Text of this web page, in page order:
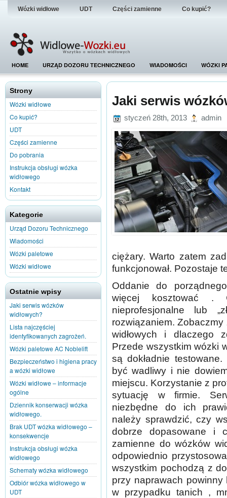
Wózki widłowe UDT Części zamienne Co kupić?
HOME URZĄD DOZORU TECHNICZNEGO WIADOMOŚCI WÓZKI
Strony
Wózki widłowe
Co kupić?
UDT
Części zamienne
Do pobrania
Instrukcja obsługi wózka
widłowego
Kontakt
Kategorie
Urząd Dozoru Technicznego
Wiadomości
Wózki paletowe
Wózki widłowe
Ostatnie wpisy
Jaki serwis wózków
widłowych?
Lista najczęściej
identyfikowanych zagrożeń.
Wózki paletowe AC Noblelift
Bezpieczeństwo i higiena pracy
a wózki widłowe
Wózki widłowe – informacje
ogólne
Dziennik konserwacji wózka
widłowego.
Brak UDT wózka widłowego –
konsekwencje
Instrukcja obsługi wózka
widłowego
Schematy wózka widłowego
Odbiór wózka widłowego w
UDT
Jaki serwis
styczeń 28th, 2013 admin
ciężary. Warto zatem
funkcjonował. Pozostaje
Oddanie do
więcej kosztować .
nieprofesjonalne lub
rozwiązaniem.
widłowych i dlaczego
Przede wszystkim wózki
są dokładnie
być wadliwy i nie
miejscu. Korzystanie z
sytuację w firmie.
niezbędne do ich
należy sprawdzić, czy
dobrze dopasowane i
zamienne do wózków
odpowiednio
wszystkim pochodzą z
przy naprawach
w przypadku tanich ,